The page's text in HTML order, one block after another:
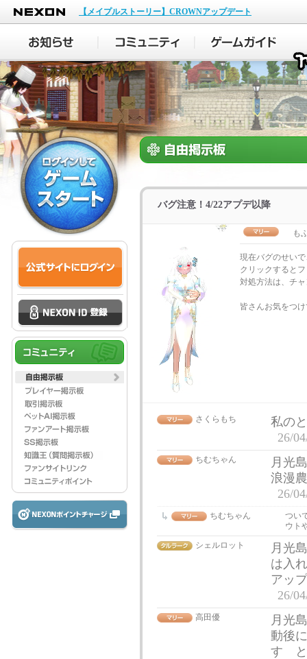
NEXON
【メイプルストーリー】CROWNアップデート
バグ注意！4/22アプデ以降
も
現在バグのせい
クリックすると
対処方法は、チ
皆さんお気をつ
さくらもち
私の
26/
ちむちゃん
月光
浪漫
26/
ちむちゃん
つい
ウト
シェルロット
月光
は入
アッ
26/
高田優
月光
動後
す と